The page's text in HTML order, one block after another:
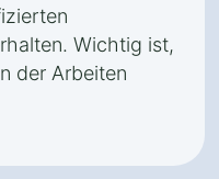
Wichtig ist,
der Arbeiten